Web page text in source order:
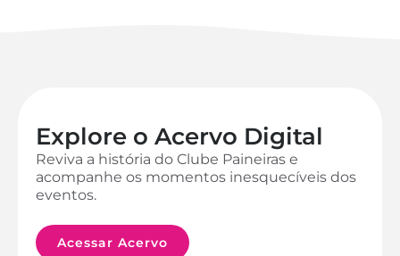
Explore o Acervo Digital
Reviva a história do Clube Paineiras e
acompanhe os momentos inesquecíveis dos
eventos.
Acessar Acervo